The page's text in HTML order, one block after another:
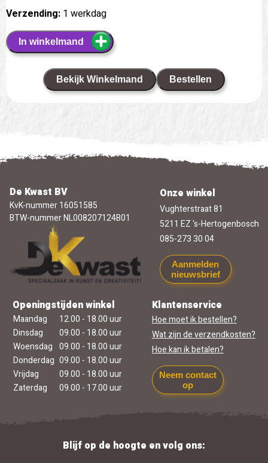
Verzending: 1 werkdag
In winkelmand
Bekijk Winkelmand Bestellen
De Kwast BV
KvK-nummer 16051585
BTW-nummer NL008207124B01
Onze winkel
Vughterstraat 81
5211 EZ 's-Hertogenbosch
085-273 30 04
Aanmelden
nieuwsbrief
Openingstijden winkel
Maandag
12.00 - 18.00 uur
Dinsdag
09.00 - 18.00 uur
Woensdag 09.00 - 18.00 uur
Donderdag 09.00 - 18.00 uur
Vrijdag
09.00 - 18.00 uur
Zaterdag
09.00 - 17.00 uur
Klantenservice
Hoe moet ik bestellen?
Wat zijn de verzendkosten?
Hoe kan ik betalen?
Neem contact
op
Blijf op de hoogte en volg ons: